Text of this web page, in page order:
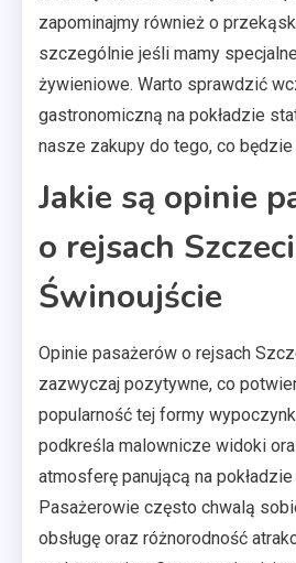
zapominajmy również o
szczególnie jeśli mamy
żywieniowe. Warto sprawdzić
gastronomiczną na pokładzie
nasze zakupy do tego, co
Jakie są opinie
o rejsach
Świnoujście
Opinie pasażerów o rejsach
zazwyczaj pozytywne, co
popularność tej formy
podkreśla malownicze widoki
atmosferę panującą na
Pasażerowie często chwalą
obsługę oraz różnorodność